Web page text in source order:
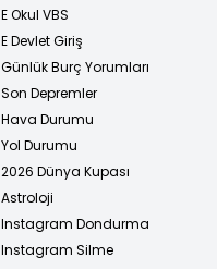
E Okul VBS
E Devlet Giriş
Günlük Burç Yorumları
Son Depremler
Hava Durumu
Yol Durumu
2026 Dünya Kupası
Astroloji
Instagram Dondurma
Instagram Silme